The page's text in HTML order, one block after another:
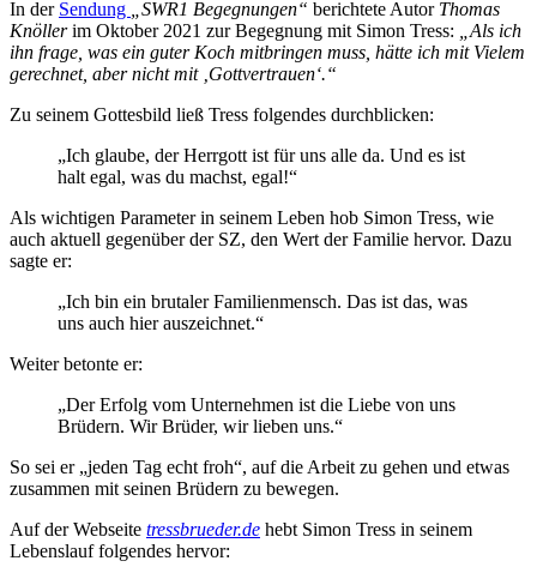
In der Sendung „SWR1 Begegnungen“ berichtete Autor Thomas
Knöllerim Oktober 2021 zur Begegnung mit Simon Tress: „Als ich
ihn frage, was ein guter Koch mitbringen muss, hätte ich mit Vielem
gerechnet, aber nicht mit ‚Gottvertrauen‘.“
Zu seinem Gottesbild ließ Tress folgendes durchblicken:
„Ich glaube, der Herrgott ist für uns alle da. Und es ist
halt egal, was du machst, egal!“
Als wichtigen Parameter in seinem Leben hob Simon Tress, wie
auch aktuell gegenüber der SZ, den Wert der Familie hervor. Dazu
sagte er:
„Ich bin ein brutaler Familienmensch. Das ist das, was
uns auch hier auszeichnet.“
Weiter betonte er:
„Der Erfolg vom Unternehmen ist die Liebe von uns
Brüdern. Wir Brüder, wir lieben uns.“
So sei er „jeden Tag echt froh“, auf die Arbeit zu gehen und etwas
zusammen mit seinen Brüdern zu bewegen.
Auf der Webseite tressbrueder.de hebt Simon Tress in seinem
Lebenslauf folgendes hervor: